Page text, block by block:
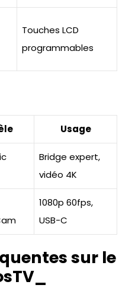
Touches LCD
programmables
Usage
Bridge expert,
vidéo 4K
1080p 60fps,
USB-C
sur le